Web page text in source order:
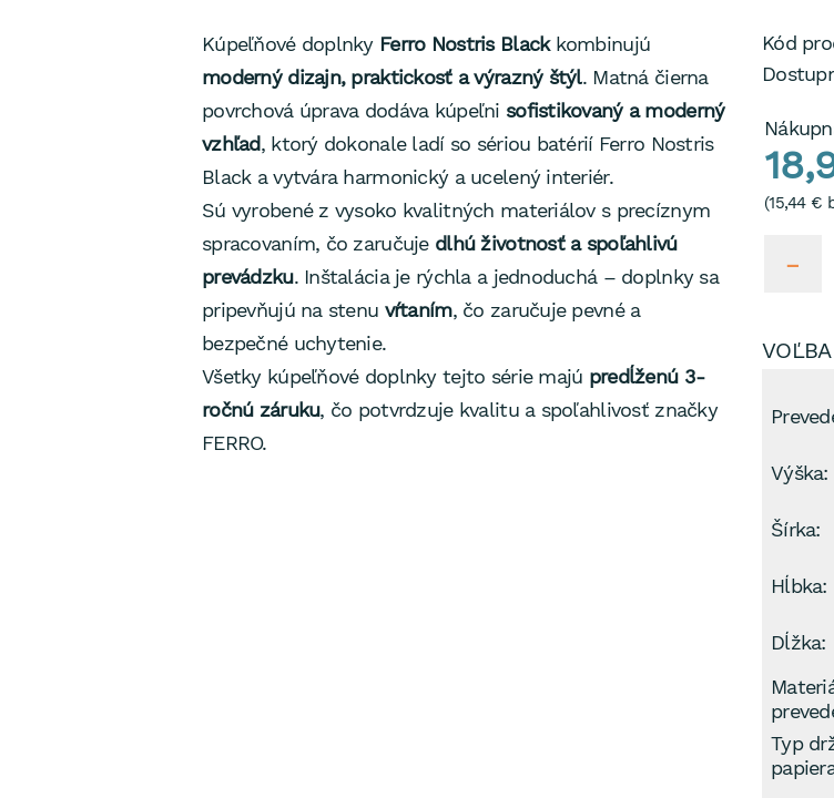
Kúpeľňové doplnky Ferro Nostris Blackkombinujú
moderný dizajn, praktickosť a výrazný štýl. Matná čierna
povrchová úprava dodáva kúpeľni sofistikovaný a moderný
vzhľad, ktorý dokonale ladí so sériou batérií Ferro Nostris
Black a vytvára harmonický a ucelený interiér.
Sú vyrobené z vysoko kvalitných materiálov s precíznym
spracovaním, čo zaručuje dlhú životnosť a spoľahlivú
prevádzku. Inštalácia je rýchla a jednoduchá – doplnky sa
pripevňujú na stenu vŕtaním, čo zaručuje pevné a
bezpečné uchytenie.
Všetky kúpeľňové doplnky tejto série majú predĺženú 3-
ročnú záruku, čo potvrdzuje kvalitu a spoľahlivosť značky
FERRO.
Kód
(15,44 €
Výška:
Šírka:
Hĺbka:
Dĺžka:
Typ